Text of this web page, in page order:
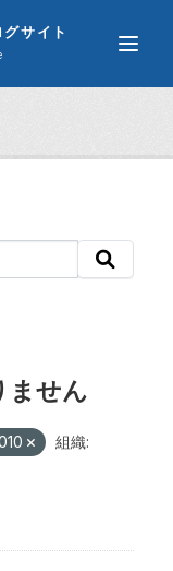
サイト
ません
組織: